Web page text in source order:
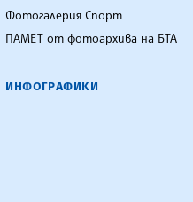
Фотогалерия Спорт
ПАМЕТ от фотоархива на БТА
ИНФОГРАФИКИ